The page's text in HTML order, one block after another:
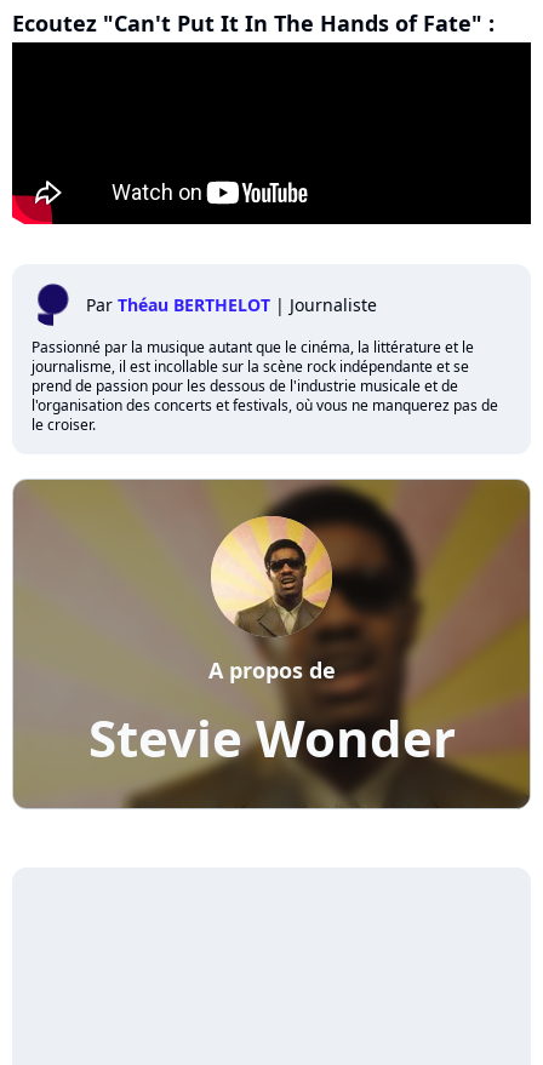
Ecoutez "Can't Put It In The Hands of Fate" :
Par Théau BERTHELOT | Journaliste
Passionné par la musique autant que le cinéma, la littérature et le
journalisme, il est incollable sur la scène rock indépendante et se
prend de passion pour les dessous de l'industrie musicale et de
l'organisation des concerts et festivals, où vous ne manquerez pas de
le croiser.
Stevie Wonder
A propos de